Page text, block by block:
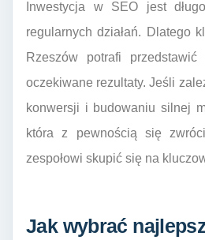
Inwestycja w SEO jest
regularnych działań. Dlatego
Rzeszów potrafi
oczekiwane rezultaty. Jeśli
konwersji i budowaniu silnej
która z pewnością się
zespołowi skupić się na
Jak wybrać